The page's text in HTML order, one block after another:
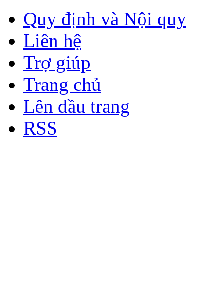
Quy định và Nội quy
Liên hệ
Trợ giúp
Trang chủ
Lên đầu trang
RSS